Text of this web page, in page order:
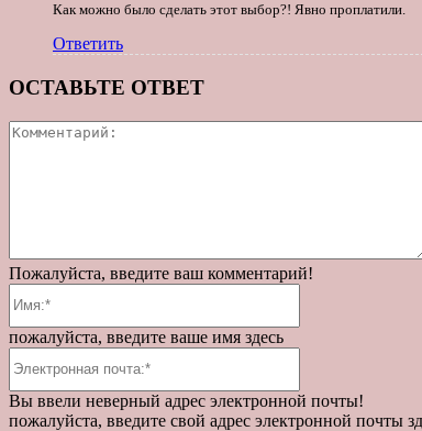
Как можно было сделать этот выбор?! Явно проплатили.
Ответить
ОСТАВЬТЕ ОТВЕТ
Пожалуйста, введите ваш комментарий!
пожалуйста, введите ваше имя здесь
Вы ввели неверный адрес электронной почты!
пожалуйста, введите свой адрес электронной почты